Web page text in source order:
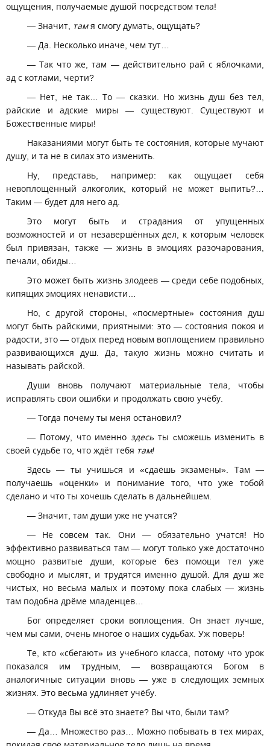
ощущения, получаемые душой посредством тела!
— Значит,
тамя смогу думать, ощущать?
— Да. Несколько иначе, чем тут…
— Так что же, там — действительно рай с яблочками,
ад с котлами, черти?
— Нет, не так… То — сказки. Но жизнь душ без тел,
райские и адские миры — существуют. Существуют и
Божественные миры!
Наказаниями могут быть те состояния, которые мучают
душу, и та не в силах это изменить.
Ну, представь, например: как ощущает себя
невоплощённый алкоголик, который не может выпить?…
Таким — будет для него ад.
Это могут быть и страдания от упущенных
возможностей и от незавершённых дел, к которым человек
был привязан, также — жизнь в эмоциях разочарования,
печали, обиды…
Это может быть жизнь злодеев — среди себе подобных,
кипящих эмоциях ненависти…
Но, с другой стороны, «посмертные» состояния душ
могут быть райскими, приятными: это — состояния покоя и
радости, это — отдых перед новым воплощением правильно
развивающихся душ. Да, такую жизнь можно считать и
называть райской.
Души вновь получают материальные тела, чтобы
исправлять свои ошибки и продолжать свою учёбу.
— Тогда почему ты меня остановил?
— Потому, что именно здесь ты cможешь изменить в
своей судьбе то, что ждёт тебя там!
Здесь — ты учишься и «сдаёшь экзамены». Там —
получаешь «оценки» и понимание того, что уже тобой
сделано и что ты хочешь сделать в дальнейшем.
— Значит, там души уже не учатся?
— Не совсем так. Они — обязательно учатся! Но
эффективно развиваться там — могут только уже достаточно
мощно развитые души, которые без помощи тел уже
свободно и мыслят, и трудятся именно душой. Для душ же
чистых, но весьма малых и поэтому пока слабых — жизнь
там подобна дрёме младенцев…
Бог определяет сроки воплощения. Он знает лучше,
чем мы сами, очень многое о наших судьбах. Уж поверь!
Те, кто «сбегают» из учебного класса, потому что урок
показался им трудным, — возвращаются Богом в
аналогичные ситуации вновь — уже в следующих земных
жизнях. Это весьма удлиняет учёбу.
— Откуда Вы всё это знаете? Вы что, были там?
— Да… Множество раз… Можно побывать в тех мирах,